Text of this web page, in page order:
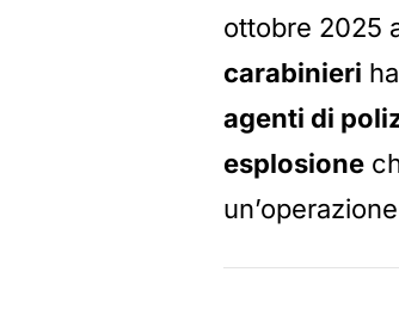
ottobre 2025
carabinieri
agenti di
esplosione